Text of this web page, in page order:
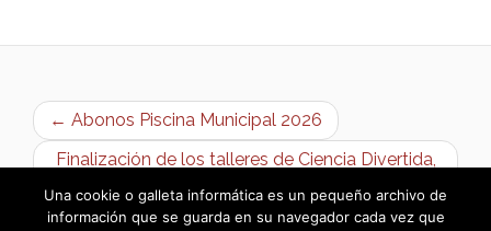
← Abonos Piscina Municipal 2026
Finalización de los talleres de Ciencia Divertida,
en el Colegio Diocesano Madre de la Vida →
Una cookie o galleta informática es un pequeño archivo de
información que se guarda en su navegador cada vez que